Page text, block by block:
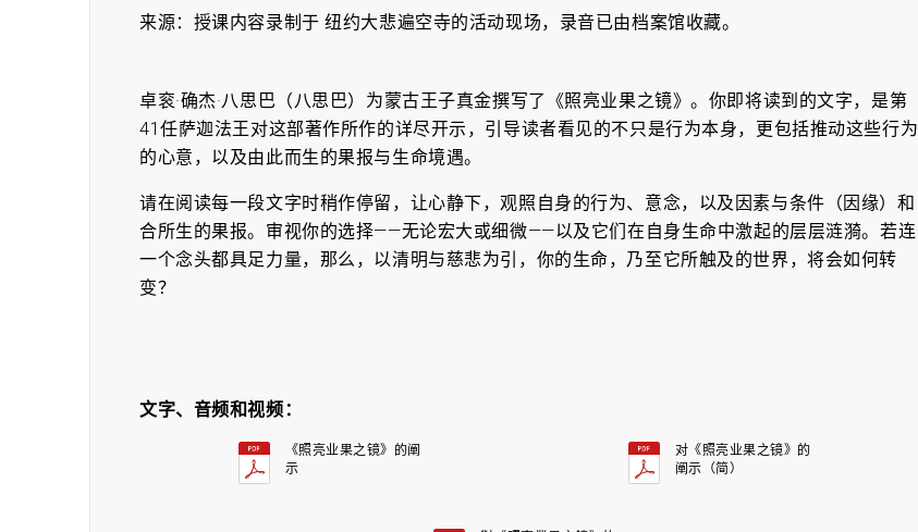
来源： 授课内容录制于 纽约大悲遍空寺的活动现场，录音已由档案馆收藏。
卓衮·确杰·八思巴（八思巴）为蒙古王子真金撰写了《照亮业果之镜》。你即将读到的文字，是第
41任萨迦法王对这部著作所作的详尽开示，引导读者看见的不只是行为本身，更包括推动这些行为
的心意，以及由此而生的果报与生命境遇。
请在阅读每一段文字时稍作停留，让心静下，观照自身的行为、意念，以及因素与条件（因缘）和
合所生的果报。审视你的选择——无论宏大或细微——以及它们在自身生命中激起的层层涟漪。若连
一个念头都具足力量，那么，以清明与慈悲为引，你的生命，乃至它所触及的世界，将会如何转
变？
文字、音频和视频：
《照亮业果之镜》的阐
示
对《照亮业果之镜》的
阐示（简）